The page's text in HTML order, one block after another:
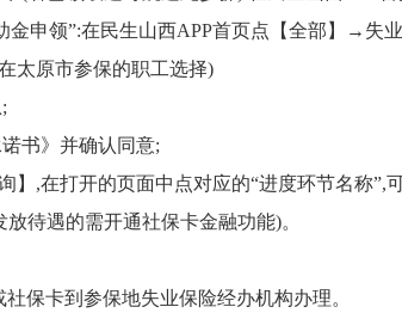
金申领”:在民生山西APP首页点【全部】→失
太原市参保的职工选择)
书》并确认同意;
】,在打开的页面中点对应的“进度环节名称”,
放待遇的需开通社保卡金融功能)。
保卡到参保地失业保险经办机构办理。